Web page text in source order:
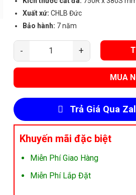
Xuất xứ: CHLB Đức
Bảo hành: 7 năm
Bếp Điện Từ Kaff KF-IC5801SB
MUA
Trả Giá Qua
Khuyến mãi đặc biệt
Miễn Phí Giao Hàng
Miễn Phí Lắp Đặt